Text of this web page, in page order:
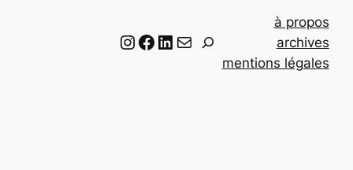
Instagram Facebook LinkedIn Email
à propos
archives
mentions légales